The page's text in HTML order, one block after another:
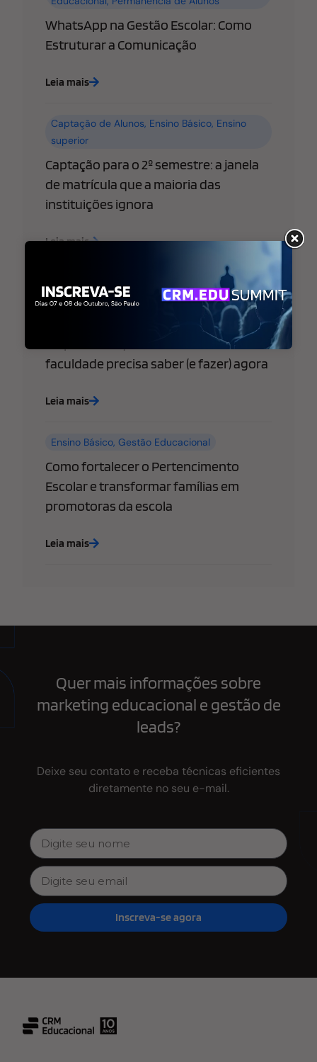
WhatsApp na Gestão Escolar: Como
Estruturar a Comunicação
Leia mais
Captação de Alunos, Ensino Básico, Ensino
superior
Captação para o 2º semestre: a janela
de matrícula que a maioria das
instituições ignora
Leia mais
Estratégia de
Marketing Educacional
WhatsApp libera “@username” para
empresas: o que sua escola ou
faculdade precisa saber (e fazer) agora
Leia mais
Ensino Básico,Gestão Educacional
Como fortalecer o Pertencimento
Escolar e transformar famílias em
promotoras da escola
Leia mais
Quer mais informações sobre
marketing educacional e gestão de
leads?
Deixe seu contato e receba técnicas eficientes
diretamente no seu e-mail.
Inscreva-se agora